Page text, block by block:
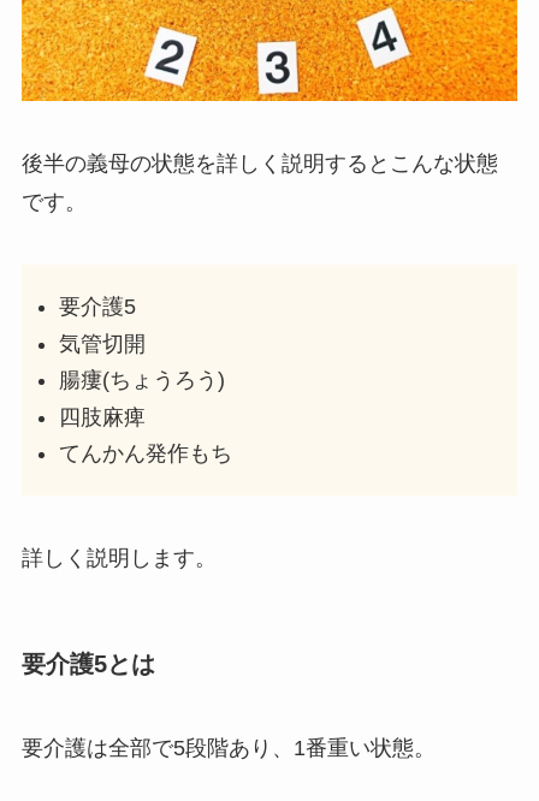
後半の義母の状態を詳しく説明するとこんな状態
です。
要介護5
気管切開
腸瘻(ちょうろう)
四肢麻痺
てんかん発作もち
詳しく説明します。
要介護5とは
要介護は全部で5段階あり、1番重い状態。